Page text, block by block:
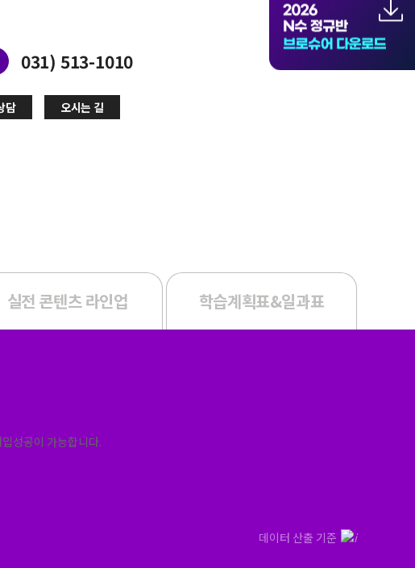
031) 513-1010
담
오시는 길
전반마감
실전 콘텐츠 라인업 학습계획표&일과표
데이터 산출 기준